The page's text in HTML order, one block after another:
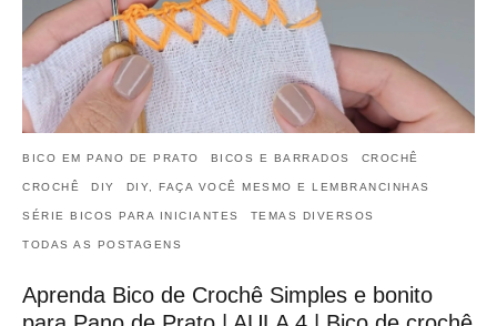
BICO EM PANO DE PRATO BICOS E BARRADOS CROCHÊ
CROCHÊ DIY DIY, FAÇA VOCÊ MESMO E LEMBRANCINHAS
SÉRIE BICOS PARA INICIANTES TEMAS DIVERSOS
TODAS AS POSTAGENS
Aprenda Bico de Crochê Simples e bonito